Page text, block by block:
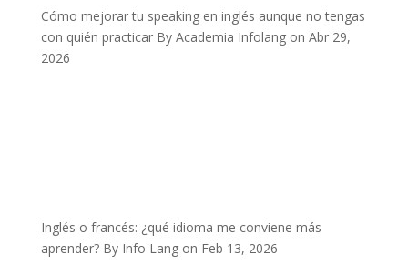
Cómo mejorar tu speaking en inglés aunque no tengas
con quién practicar By Academia Infolang on Abr 29,
2026
Inglés o francés: ¿qué idioma me conviene más
aprender? By Info Lang on Feb 13, 2026